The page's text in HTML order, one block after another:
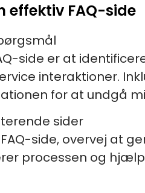
effektiv FAQ-side
side er at
interaktioner.
for at undgå
sider
side, overvej at
processen og